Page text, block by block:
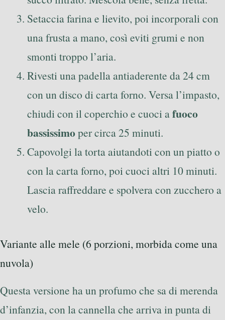
Setaccia farina e lievito, poi incorporali con
una frusta a mano, così eviti grumi e non
smonti troppo l’aria.
Rivesti una padella antiaderente da 24 cm
con un disco di carta forno. Versa l’impasto,
chiudi con il coperchio e cuoci afuoco
bassissimoper circa 25 minuti.
Capovolgi la torta aiutandoti con un piatto o
con la carta forno, poi cuoci altri 10 minuti.
Lascia raffreddare e spolvera con zucchero a
velo.
Variante alle mele (6 porzioni, morbida come una
nuvola)
Questa versione ha un profumo che sa di merenda
d’infanzia, con la cannella che arriva in punta di